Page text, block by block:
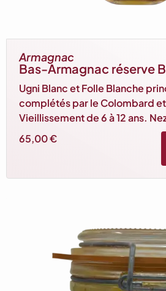
Armagnac
Bas-Armagnac réserve
Ugni Blanc et Folle Blanche
complétés par le Colombard
Vieillissement de 6 à 12 ans.
vanille et de prune, bouche
assemblage plaisir à déguster
65,00€